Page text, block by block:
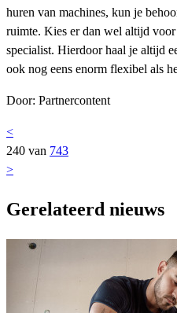
huren van machines, kun je
ruimte. Kies er dan wel altijd
specialist. Hierdoor haal je altijd
ook nog eens enorm flexibel als
Door: Partnercontent
<
240 van 743
>
Gerelateerd nieuws